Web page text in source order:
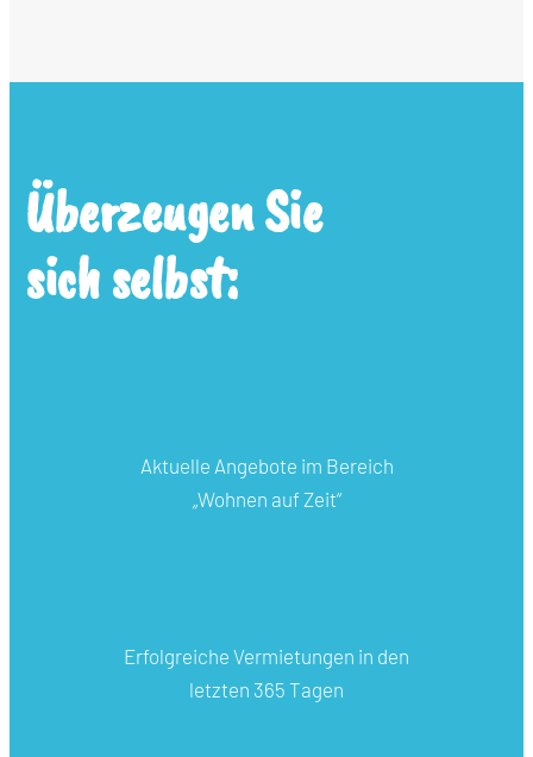
Überzeugen Sie
sich selbst:
Aktuelle Angebote im Bereich
„Wohnen auf Zeit“
Erfolgreiche Vermietungen in den
letzten 365 Tagen